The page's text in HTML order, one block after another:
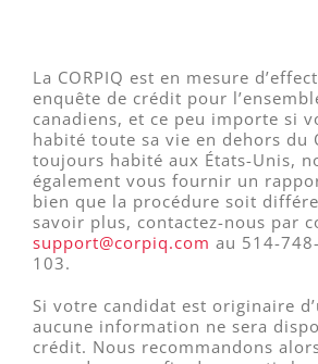
La CORPIQ est en mesure
enquête de crédit pour
canadiens, et ce peu importe si
habité toute sa vie en dehors du
toujours habité aux États-Unis,
également vous fournir un
bien que la procédure soit
savoir plus, contactez-nous par
support@corpiq.com au 514-
103.
Si votre candidat est originaire
aucune information ne sera
crédit. Nous recommandons